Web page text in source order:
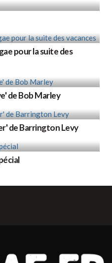
pour la suite des
de Bob Marley
de Barrington Levy